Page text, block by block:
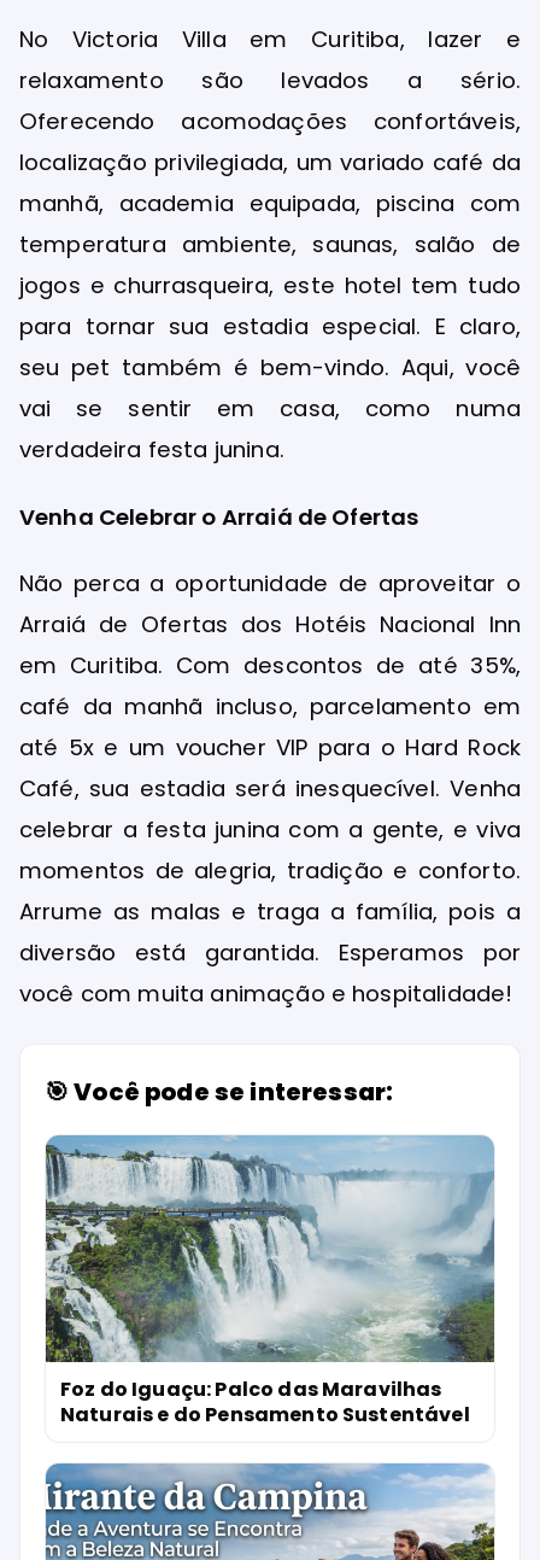
No Victoria Villa em Curitiba, lazer e
relaxamento são levados a sério.
Oferecendo acomodações confortáveis,
localização privilegiada, um variado café da
manhã, academia equipada, piscina com
temperatura ambiente, saunas, salão de
jogos e churrasqueira, este hotel tem tudo
para tornar sua estadia especial. E claro,
seu pet também é bem-vindo. Aqui, você
vai se sentir em casa, como numa
verdadeira festa junina.
Venha Celebrar o Arraiá de Ofertas
Não perca a oportunidade de aproveitar o
Arraiá de Ofertas dos Hotéis Nacional Inn
em Curitiba. Com descontos de até 35%,
café da manhã incluso, parcelamento em
até 5x e um voucher VIP para o Hard Rock
Café, sua estadia será inesquecível. Venha
celebrar a festa junina com a gente, e viva
momentos de alegria, tradição e conforto.
Arrume as malas e traga a família, pois a
diversão está garantida. Esperamos por
você com muita animação e hospitalidade!
🎯 Você pode se interessar:
Foz do Iguaçu: Palco das Maravilhas
Naturais e do Pensamento Sustentável